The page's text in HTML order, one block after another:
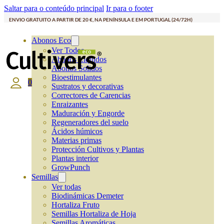
Saltar para o conteúdo principal Ir para o footer
ENVIO GRATUITO A PARTIR DE 20 €, NA PENÍNSULA E EM PORTUGAL (24/72H)
Abonos Eco
Ver Todos
Abonos Líquidos
Abonos Solidos
Bioestimulantes
Sustratos y decorativas
Correctores de Carencias
Enraizantes
Maduración y Engorde
Regeneradores del suelo
Ácidos húmicos
Materias primas
Protección Cultivos y Plantas
Plantas interior
GrowPunch
Semillas
Ver todas
Biodinámicas Demeter
Hortaliza Fruto
Semillas Hortaliza de Hoja
0